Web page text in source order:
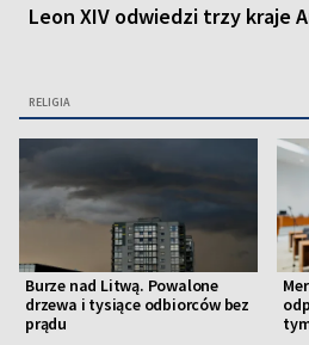
Leon XIV odwiedzi trzy kraje
RELIGIA
Burze nad Litwą. Powalone
drzewa i tysiące odbiorców bez
prądu